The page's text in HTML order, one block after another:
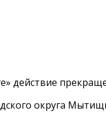
действие
округа